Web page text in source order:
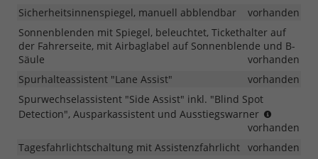
Sicherheitsinnenspiegel, manuell abblendbar
vorhanden
Sonnenblenden mit Spiegel, beleuchtet, Tickethalter auf
der Fahrerseite, mit Airbaglabel auf Sonnenblende und B-
Säule
vorhanden
Spurhalteassistent "Lane Assist"
vorhanden
Spurwechselassistent "Side Assist" inkl. "Blind Spot
Detection", Ausparkassistent und Ausstiegswarner
MJ
vorhanden
Tagesfahrlichtschaltung mit Assistenzfahrlicht vorhanden